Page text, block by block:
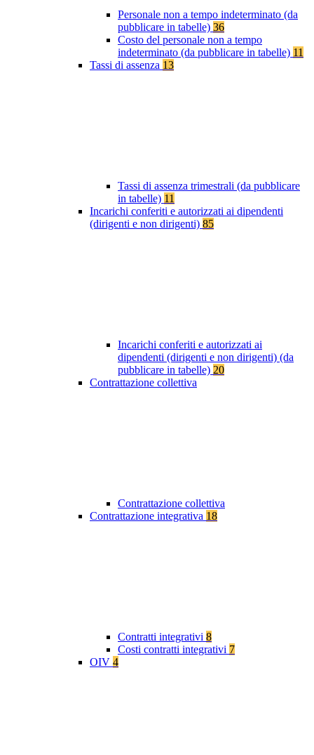
Personale non a tempo indeterminato (da
pubblicare in tabelle) 36
Costo del personale non a tempo
indeterminato (da pubblicare in tabelle) 11
Tassi di assenza 13
Tassi di assenza trimestrali (da pubblicare
in tabelle) 11
Incarichi conferiti e autorizzati ai dipendenti
(dirigenti e non dirigenti) 85
Incarichi conferiti e autorizzati ai
dipendenti (dirigenti e non dirigenti) (da
pubblicare in tabelle) 20
Contrattazione collettiva
Contrattazione collettiva
Contrattazione integrativa 18
Contratti integrativi 8
Costi contratti integrativi 7
OIV 4